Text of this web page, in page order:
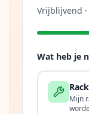
Vrijblijvend
Wat heb je
Mijn